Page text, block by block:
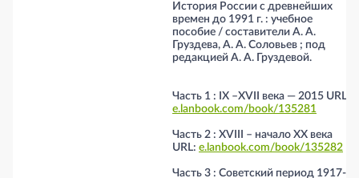
История России с древнейших
времен до 1991 г. : учебное
пособие / составители А. А.
Груздева, А. А. Соловьев ; под
редакцией А. А. Груздевой.
Часть 1 : IX –ХVII века — 2015 URL:
e.lanbook.com/book/135281
Часть 2 : ХVIII – начало ХХ века
URL: e.lanbook.com/book/135282
Часть 3 : Советский период 1917-